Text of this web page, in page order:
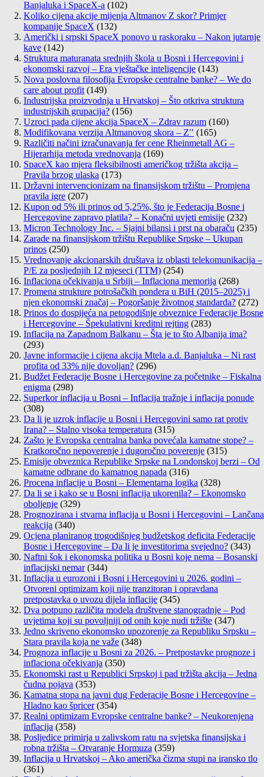
Banjaluka i SpaceX-a (102)
Koliko cijena akcije mijenja Altmanov Z skor? Primjer
kompanije SpaceX (132)
Američki i srpski SpaceX ponovo u raskoraku – Nakon jutarnje
kave (142)
Struktura maturanata srednjih škola u Bosni i Hercegovini i
ekonomski razvoj – Era vještačke inteligencije (143)
Nova poslovna filosofija Evropske centralne banke? – We do
care about profit (149)
Industrijska proizvodnja u Hrvatskoj – Što otkriva struktura
industrijskih grupacija? (156)
Uzroci pada cijene akcija SpaceX – Zdrav razum (160)
Modifikovana verzija Altmanovog skora – Z′′ (165)
Različiti načini izračunavanja fer cene Rheinmetall AG –
Hijerarhija metoda vrednovanja (169)
SpaceX kao mjera fleksibilnosti američkog tržišta akcija –
Pravila brzog ulaska (173)
Državni intervencionizam na finansijskom tržištu – Promjena
pravila igre (207)
Kupon od 5% ili prinos od 5,25%, što je Federacija Bosne i
Hercegovine zapravo platila? – Konačni uvjeti emisije (232)
Micron Technology Inc. – Sjajni bilansi i prst na obaraču (235)
Zarade na finansijskom tržištu Republike Srpske – Ukupan
prinos (250)
Vrednovanje akcionarskih društava iz oblasti telekomunikacija –
P/E za posljednjih 12 mjeseci (TTM) (254)
Inflaciona očekivanja u Srbiji – Inflaciona memorija (268)
Promena strukture potrošačkih pondera u BiH (2015–2025) i
njen ekonomski značaj – Pogoršanje životnog standarda? (272)
Prinos do dospijeća na petogodišnje obveznice Federacije Bosne
i Hercegovine – Špekulativni kreditni rejting (283)
Inflacija na Zapadnom Balkanu – Šta je to što Albanija ima?
(293)
Javne informacije i cijena akcija Mtela a.d. Banjaluka – Ni rast
profita od 33% nije dovoljan? (296)
Budžet Federacije Bosne i Hercegovine za početnike – Fiskalna
enigma (298)
Superkor inflacija u Bosni – Inflacija tražnje i inflacija ponude
(308)
Da li je uzrok inflacije u Bosni i Hercegovini samo rat protiv
Irana? – Stalno visoka temperatura (315)
Zašto je Evropska centralna banka povećala kamatne stope? –
Kratkoročno nepoverenje i dugoročno poverenje (315)
Emisije obveznica Republike Srpske na Londonskoj berzi – Od
kamatne odbrane do kamatnog napada (316)
Procena inflacije u Bosni – Elementarna logika (328)
Da li se i kako se u Bosni inflacija ukorenila? – Ekonomsko
oboljenje (329)
Prognozirana i stvarna inflacija u Bosni i Hercegovini – Lančana
reakcija (340)
Ocjena planiranog trogodišnjeg budžetskog deficita Federacije
Bosne i Hercegovine – Da li je investitorima svejedno? (343)
Naftni šok i ekonomska politika u Bosni koje nema – Bosanski
inflacijski nemar (344)
Inflacija u eurozoni i Bosni i Hercegovini u 2026. godini –
Otvoreni optimizam koji nije tranzitoran i opravdana
pretpostavka o uvozu dijela inflacije (345)
Dva potpuno različita modela društvene stanogradnje – Pod
uvjetima koji su povoljniji od onih koje nudi tržište (347)
Jedno skriveno ekonomsko upozorenje za Republiku Srpsku –
Stara pravila koja ne važe (348)
Prognoza inflacije u Bosni za 2026. – Pretpostavke prognoze i
inflaciona očekivanja (350)
Ekonomski rast u Republici Srpskoj i pad tržišta akcija – Jedna
čudna pojava (353)
Kamatna stopa na javni dug Federacije Bosne i Hercegovine –
Hladno kao špricer (354)
Realni optimizam Evropske centralne banke? – Neukorenjena
inflacija (358)
Posljedice primirja u zalivskom ratu na svjetska finansijska i
robna tržišta – Otvaranje Hormuza (359)
Inflacija u Hrvatskoj – Ako američka čizma stupi na iransko tlo
(361)